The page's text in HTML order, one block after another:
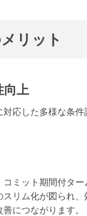
リット
向上
応した多様な条件
コミット期間付タ
リム化が図られ
につながります。